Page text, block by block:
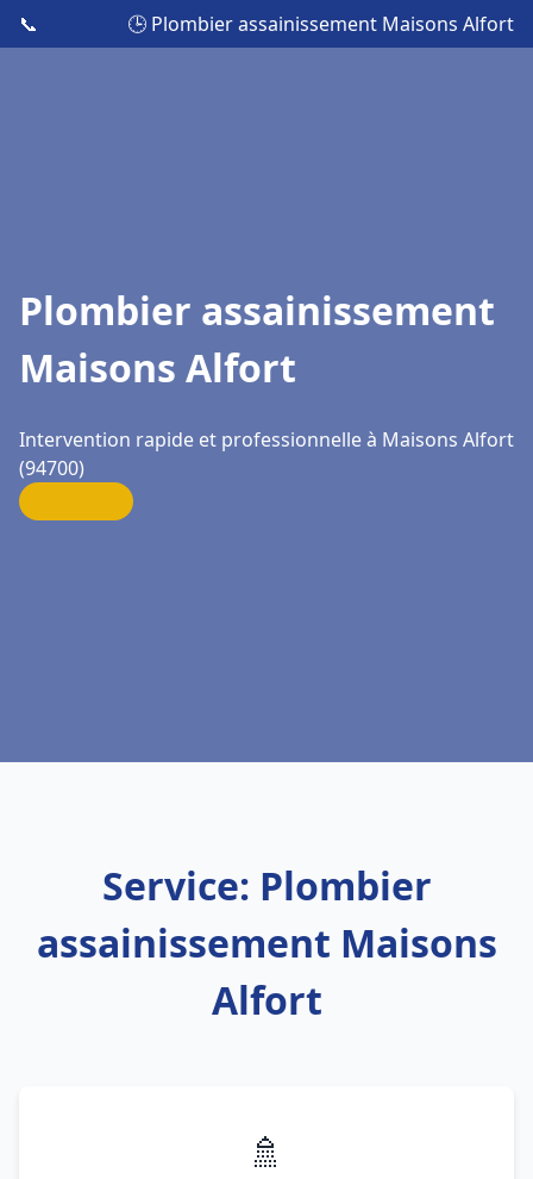
📞 🕒 Plombier assainissement Maisons Alfort
Plombier assainissement
Maisons Alfort
Intervention rapide et professionnelle à Maisons Alfort
(94700)
Service: Plombier
assainissement Maisons
Alfort
🚿